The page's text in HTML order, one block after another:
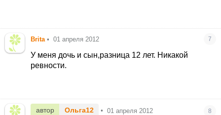
Brita • 01 апреля 2012 7
У меня дочь и сын,разница 12 лет. Никакой
ревности.
автор Ольга12 • 01 апреля 2012 8